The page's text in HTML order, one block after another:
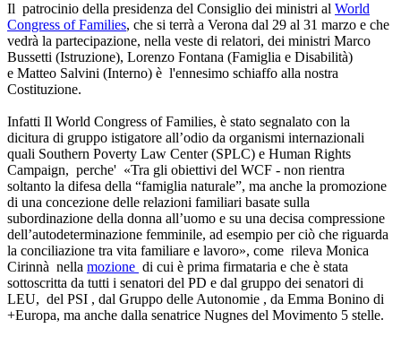
Il patrocinio della presidenza del Consiglio dei ministri al World
Congress of Families, che si terrà a Verona dal 29 al 31 marzo e che
vedrà la partecipazione, nella veste di relatori, dei ministri Marco
Bussetti (Istruzione), Lorenzo Fontana (Famiglia e Disabilità)
e Matteo Salvini (Interno) è l'ennesimo schiaffo alla nostra
Costituzione.
Infatti Il World Congress of Families, è stato segnalato con la
dicitura di gruppo istigatore all’odio da organismi internazionali
quali Southern Poverty Law Center (SPLC) e Human Rights
Campaign, perche' «Tra gli obiettivi del WCF - non rientra
soltanto la difesa della “famiglia naturale”, ma anche la promozione
di una concezione delle relazioni familiari basate sulla
subordinazione della donna all’uomo e su una decisa compressione
dell’autodeterminazione femminile, ad esempio per ciò che riguarda
la conciliazione tra vita familiare e lavoro», come rileva Monica
Cirinnà nella mozione di cui è prima firmataria e che è stata
sottoscritta da tutti i senatori del PD e dal gruppo dei senatori di
LEU, del PSI , dal Gruppo delle Autonomie , da Emma Bonino di
+Europa, ma anche dalla senatrice Nugnes del Movimento 5 stelle.